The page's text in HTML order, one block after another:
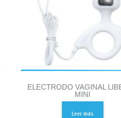
ELECTRODO VAGINAL
MINI
Leer más